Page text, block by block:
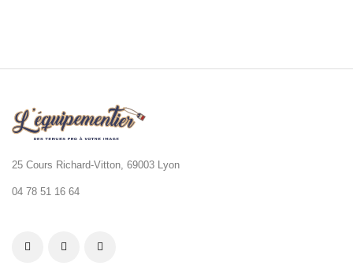
25 Cours Richard-Vitton, 69003 Lyon
04 78 51 16 64